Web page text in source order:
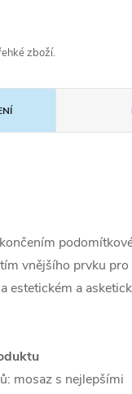
zboží.
vnějšího prvku pro
estetickém a
mosaz s nejlepšími